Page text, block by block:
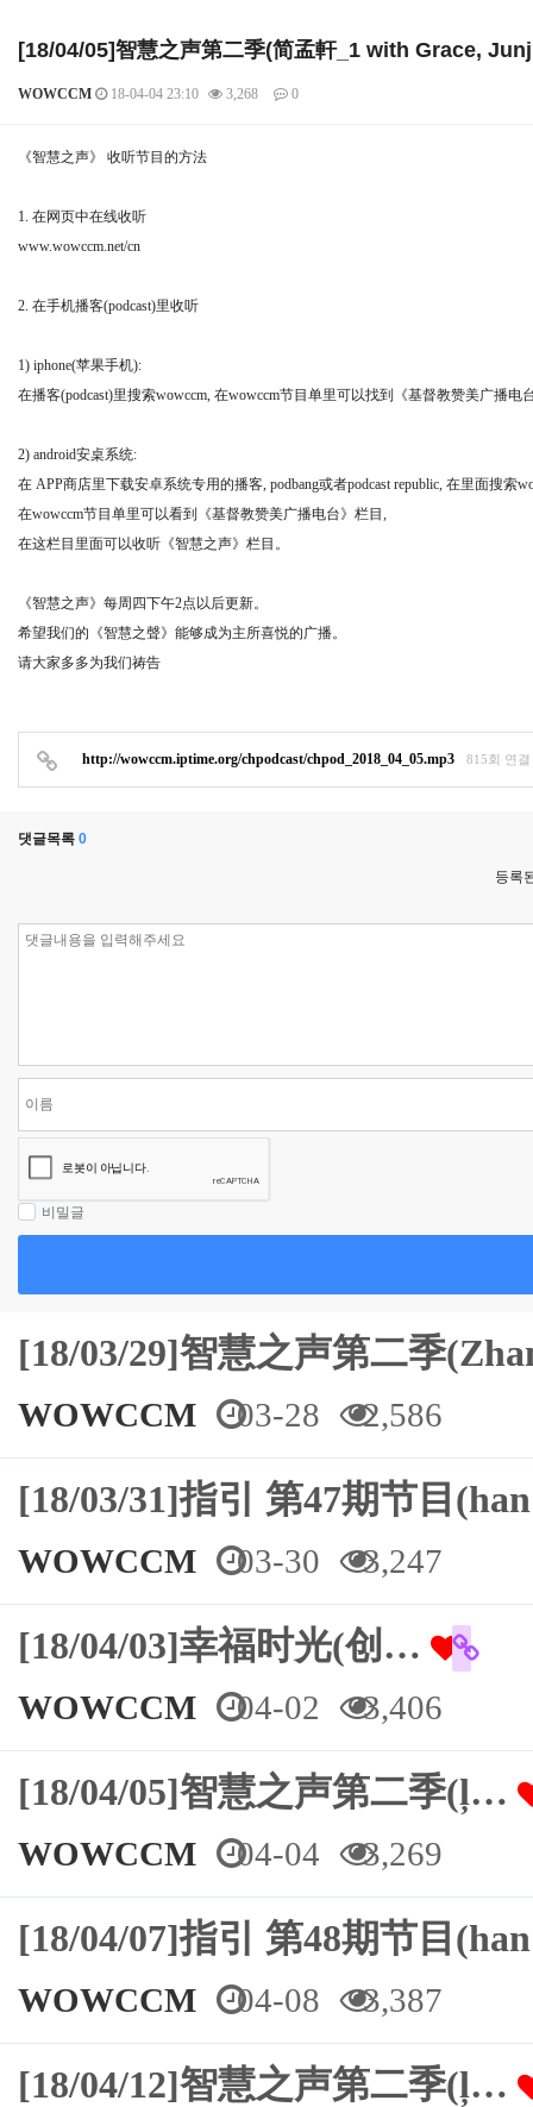
[18/04/05]智慧之声第二季(简孟軒_1 with Grace,
WOWCCM 18-04-04 23:10 3,268 0
본문
《智慧之声》 收听节目的方法
1. 在网页中在线收听
www.wowccm.net/cn
2. 在手机播客(podcast)里收听
1) iphone(苹果手机):
在播客(podcast)里搜索wowccm, 在wowccm节目单里可以找到《基督教赞美广播
2) android安桌系统:
在 APP商店里下载安卓系统专用的播客, podbang或者podcast republic, 在里面搜索
在wowccm节目单里可以看到《基督教赞美广播电台》栏目,
在这栏目里面可以收听《智慧之声》栏目。
《智慧之声》每周四下午2点以后更新。
希望我们的《智慧之聲》能够成为主所喜悦的广播。
请大家多多为我们祷告
http://wowccm.iptime.org/chpodcast/chpod_2018_04_05.mp3 815회 연결
댓글목록 0
등록
비밀글
[18/03/29]智慧之声第二季
WOWCCM 03-28 2,586
[18/03/31]指引 第47期节目
WOWCCM 03-30 3,247
[18/04/03]幸福时光(创…
WOWCCM 04-02 3,406
[18/04/05]智慧之声第二季(ļ…
WOWCCM 04-04 3,269
[18/04/07]指引 第48期节目
WOWCCM 04-08 3,387
[18/04/12]智慧之声第二季(ļ…